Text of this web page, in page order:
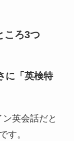
ころ3つ
に「英検特
英会話だと
す。